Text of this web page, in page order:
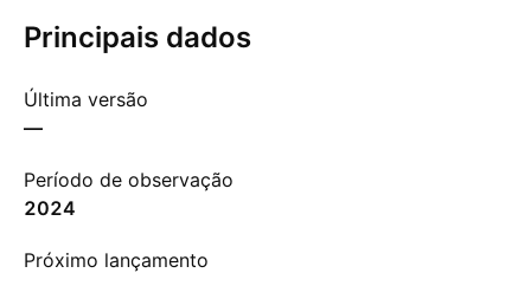
Principais dados
Última versão
—
Período de observação
2024
Próximo lançamento